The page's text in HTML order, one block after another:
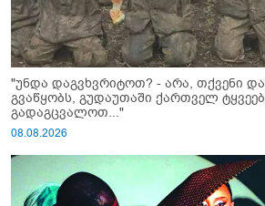
"უნდა დაგვხვრიტოთ? - არა, თქვენი
გვაწყობს, გუდაუთაში ქართველ
გადაგცვალოთ..."
08.08.2026